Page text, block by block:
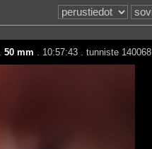
50 mm . 10:57:43 . tunniste 140068